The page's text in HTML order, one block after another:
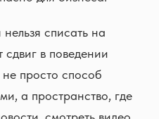
списать на
в поведении
просто способ
а пространство, где